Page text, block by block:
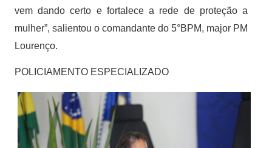
vem dando certo e fortalece a rede de proteção a
mulher”, salientou o comandante do 5°BPM, major PM
Lourenço.
POLICIAMENTO ESPECIALIZADO